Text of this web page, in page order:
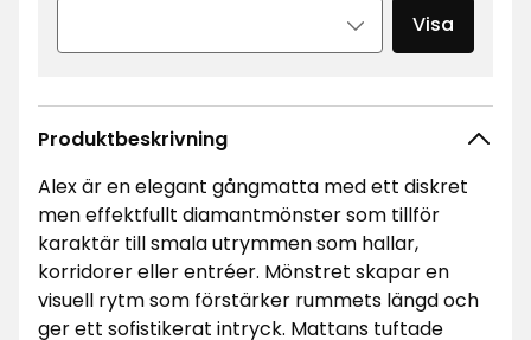
Visa
Produktbeskrivning
Alex är en elegant gångmatta med ett diskret
men effektfullt diamantmönster som tillför
karaktär till smala utrymmen som hallar,
korridorer eller entréer. Mönstret skapar en
visuell rytm som förstärker rummets längd och
ger ett sofistikerat intryck. Mattans tuftade